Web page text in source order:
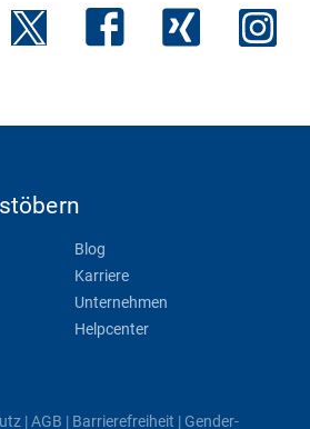
Blog
Karriere
Unternehmen
Helpcenter
|AGB | Barrierefreiheit | Gender-